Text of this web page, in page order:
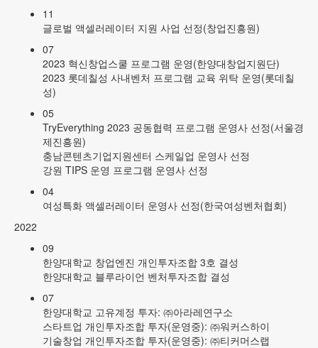
11
글로벌 액셀러레이터 지원 사업 선정(창업진흥원)
07
2023 혁신창업스쿨 프로그램 운영(한양대창업지원단)
2023 롯데칠성 사내벤처 프로그램 교육 위탁 운영(롯데칠
성)
05
TryEverything 2023 공동협력 프로그램 운영사 선정(서울경
제진흥원)
충남콘텐츠기업지원센터 스케일업 운영사 선정
강원 TIPS 운영 프로그램 운영사 선정
04
여성특화 액셀러레이터 운영사 선정(한국여성벤처협회)
2022
09
한양대학교 창업엔진 개인투자조합 3호 결성
한양대학교 블루라이언 벤처투자조합 결성
07
한양대학교 고유계정 투자: ㈜아라레연구소
스타트업 개인투자조합 투자(운영중): ㈜워커스하이
기술창업 개인투자조합 투자(운영중): ㈜티커머스랩